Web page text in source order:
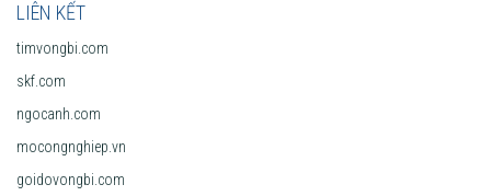
LIÊN KẾT
timvongbi.com
skf.com
ngocanh.com
mocongnghiep.vn
goidovongbi.com